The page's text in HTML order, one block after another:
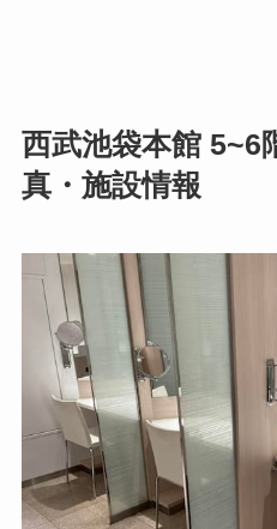
西武池袋本館 5~6
真・施設情報